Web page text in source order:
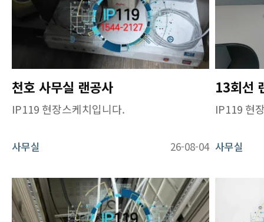
천호 사무실 랜공사
IP119 현장스케치입니다.
사무실 26-08-04
IP119 현
사무실